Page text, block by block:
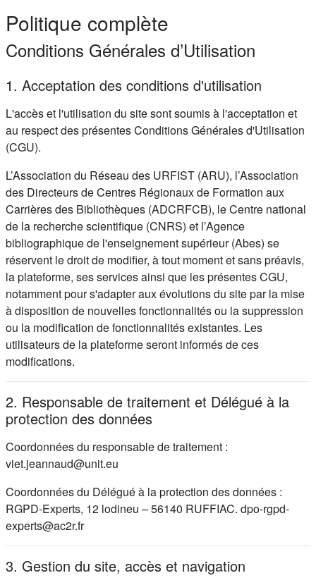
Politique complète
Conditions Générales d’Utilisation
1. Acceptation des conditions d'utilisation
L'accès et l'utilisation du site sont soumis à l'acceptation et
au respect des présentes Conditions Générales d'Utilisation
(CGU).
L’Association du Réseau des URFIST (ARU), l’Association
des Directeurs de Centres Régionaux de Formation aux
Carrières des Bibliothèques (ADCRFCB), le Centre national
de la recherche scientifique (CNRS) et l’Agence
bibliographique de l'enseignement supérieur (Abes) se
réservent le droit de modifier, à tout moment et sans préavis,
la plateforme, ses services ainsi que les présentes CGU,
notamment pour s'adapter aux évolutions du site par la mise
à disposition de nouvelles fonctionnalités ou la suppression
ou la modification de fonctionnalités existantes. Les
utilisateurs de la plateforme seront informés de ces
modifications.
2. Responsable de traitement et Délégué à la
protection des données
Coordonnées du responsable de traitement :
viet.jeannaud@unit.eu
Coordonnées du Délégué à la protection des données :
RGPD-Experts, 12 lodineu – 56140 RUFFIAC. dpo-rgpd-
experts@ac2r.fr
3. Gestion du site, accès et navigation